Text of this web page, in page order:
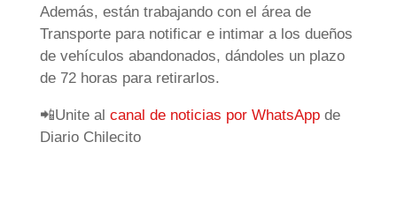
Además, están trabajando con el área de
Transporte para notificar e intimar a los dueños
de vehículos abandonados, dándoles un plazo
de 72 horas para retirarlos.
📲Unite al canal de noticias por WhatsAppde
Diario Chilecito